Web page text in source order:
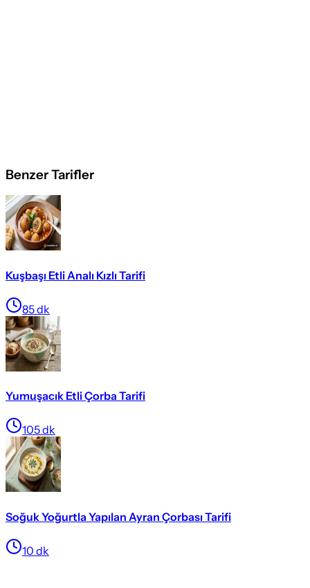
Benzer Tarifler
Kuşbaşı Etli Analı Kızlı Tarifi
85dk
Yumuşacık Etli Çorba Tarifi
105dk
Soğuk Yoğurtla Yapılan Ayran Çorbası Tarifi
10 dk